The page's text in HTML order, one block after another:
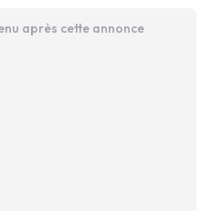
après cette annonce